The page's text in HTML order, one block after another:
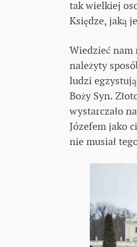
tak wielkiej
Księdze, jaką
Wiedzieć nam
należyty
ludzi
Boży Syn.
wystarczało
Józefem jako
nie musiał